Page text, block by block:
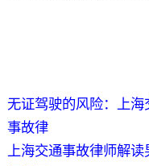
无证驾驶的风险：上海
事故律
上海交通事故律师解读